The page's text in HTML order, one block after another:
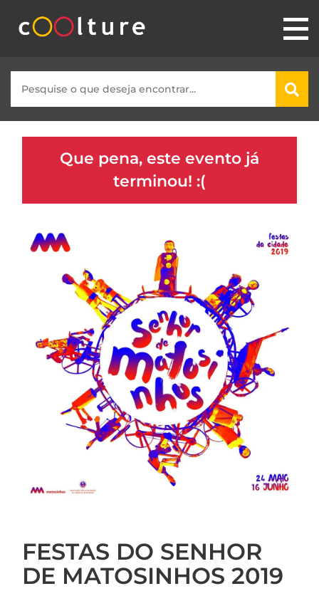
Que pena, este evento já
terminou! :(
FESTAS DO SENHOR
DE MATOSINHOS 2019